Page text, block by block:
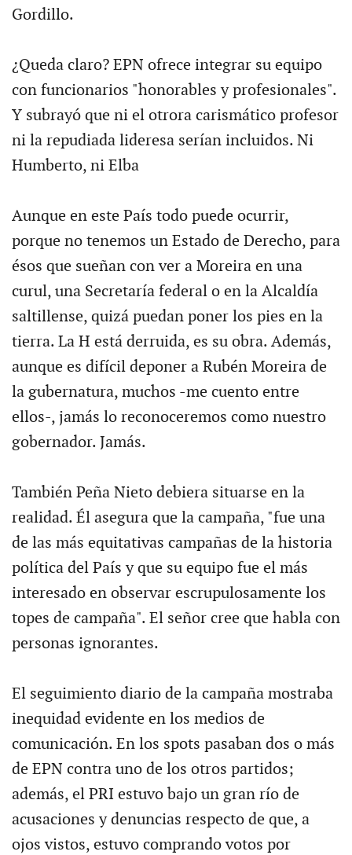
Gordillo.
¿Queda claro? EPN ofrece integrar su equipo
con funcionarios "honorables y profesionales".
Y subrayó que ni el otrora carismático profesor
ni la repudiada lideresa serían incluidos. Ni
Humberto, ni Elba
Aunque en este País todo puede ocurrir,
porque no tenemos un Estado de Derecho, para
ésos que sueñan con ver a Moreira en una
curul, una Secretaría federal o en la Alcaldía
saltillense, quizá puedan poner los pies en la
tierra. La H está derruida, es su obra. Además,
aunque es difícil deponer a Rubén Moreira de
la gubernatura, muchos -me cuento entre
ellos-, jamás lo reconoceremos como nuestro
gobernador. Jamás.
También Peña Nieto debiera situarse en la
realidad. Él asegura que la campaña, "fue una
de las más equitativas campañas de la historia
política del País y que su equipo fue el más
interesado en observar escrupulosamente los
topes de campaña". El señor cree que habla con
personas ignorantes.
El seguimiento diario de la campaña mostraba
inequidad evidente en los medios de
comunicación. En los spots pasaban dos o más
de EPN contra uno de los otros partidos;
además, el PRI estuvo bajo un gran río de
acusaciones y denuncias respecto de que, a
ojos vistos, estuvo comprando votos por